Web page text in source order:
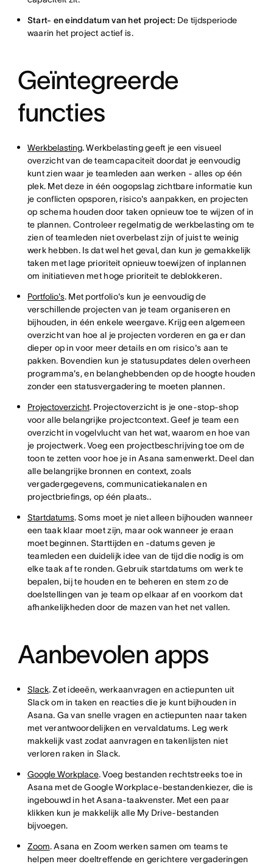
Start- en einddatum van het project: De tijdsperiode
waarin het project actief is.
Geïntegreerde
functies
Werkbelasting. Werkbelasting geeft je een visueel
overzicht van de teamcapaciteit doordat je eenvoudig
kunt zien waar je teamleden aan werken - alles op één
plek. Met deze in één oogopslag zichtbare informatie kun
je conflicten opsporen, risico's aanpakken, en projecten
op schema houden door taken opnieuw toe te wijzen of in
te plannen. Controleer regelmatig de werkbelasting om te
zien of teamleden niet overbelast zijn of juist te weinig
werk hebben. Is dat wel het geval, dan kun je gemakkelijk
taken met lage prioriteit opnieuw toewijzen of inplannen
om initiatieven met hoge prioriteit te deblokkeren.
Portfolio's. Met portfolio's kun je eenvoudig de
verschillende projecten van je team organiseren en
bijhouden, in één enkele weergave. Krijg een algemeen
overzicht van hoe al je projecten vorderen en ga er dan
dieper op in voor meer details en om risico's aan te
pakken. Bovendien kun je statusupdates delen overheen
programma's, en belanghebbenden op de hoogte houden
zonder een statusvergadering te moeten plannen.
Projectoverzicht. Projectoverzicht is je one-stop-shop
voor alle belangrijke projectcontext. Geef je team een
overzicht in vogelvlucht van het wat, waarom en hoe van
je projectwerk. Voeg een projectbeschrijving toe om de
toon te zetten voor hoe je in Asana samenwerkt. Deel dan
alle belangrijke bronnen en context, zoals
vergadergegevens, communicatiekanalen en
projectbriefings, op één plaats..
Startdatums. Soms moet je niet alleen bijhouden wanneer
een taak klaar moet zijn, maar ook wanneer je eraan
moet beginnen. Starttijden en -datums geven je
teamleden een duidelijk idee van de tijd die nodig is om
elke taak af te ronden. Gebruik startdatums om werk te
bepalen, bij te houden en te beheren en stem zo de
doelstellingen van je team op elkaar af en voorkom dat
afhankelijkheden door de mazen van het net vallen.
Aanbevolen apps
Slack. Zet ideeën, werkaanvragen en actiepunten uit
Slack om in taken en reacties die je kunt bijhouden in
Asana. Ga van snelle vragen en actiepunten naar taken
met verantwoordelijken en vervaldatums. Leg werk
makkelijk vast zodat aanvragen en takenlijsten niet
verloren raken in Slack.
Google Workplace. Voeg bestanden rechtstreeks toe in
Asana met de Google Workplace-bestandenkiezer, die is
ingebouwd in het Asana-taakvenster. Met een paar
klikken kun je makkelijk alle My Drive-bestanden
bijvoegen.
Zoom. Asana en Zoom werken samen om teams te
helpen meer doeltreffende en gerichtere vergaderingen